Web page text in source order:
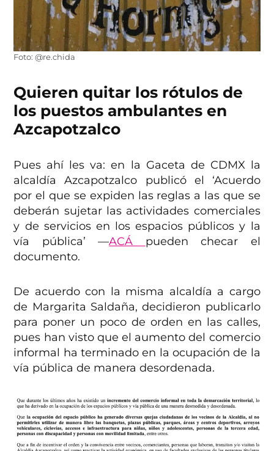
Foto: @re.chida
Quieren quitar los rótulos de
los puestos ambulantes en
Azcapotzalco
Pues ahí les va: en la Gaceta de CDMX la
alcaldía Azcapotzalco publicó el ‘Acuerdo
por el que se expiden las reglas a las que se
deberán sujetar las actividades comerciales
y de servicios en los espacios públicos y la
vía pública’ —ACÁ pueden checar el
documento.
De acuerdo con la misma alcaldía a cargo
de Margarita Saldaña, decidieron publicarlo
para poner un poco de orden en las calles,
pues han visto que el aumento del comercio
informal ha terminado en la ocupación de la
vía pública de manera desordenada.